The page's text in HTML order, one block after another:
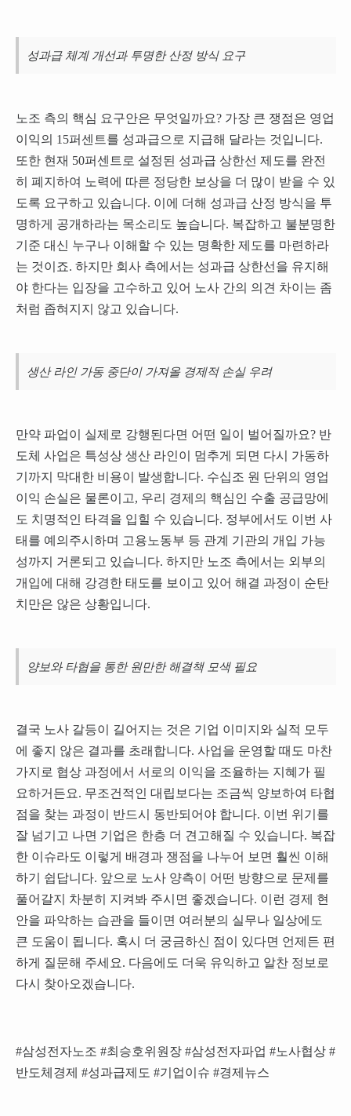
성과급 체계 개선과 투명한 산정 방식 요구
노조 측의 핵심 요구안은 무엇일까요? 가장 큰 쟁점은 영업
이익의 15퍼센트를 성과급으로 지급해 달라는 것입니다.
또한 현재 50퍼센트로 설정된 성과급 상한선 제도를 완전
히 폐지하여 노력에 따른 정당한 보상을 더 많이 받을 수 있
도록 요구하고 있습니다. 이에 더해 성과급 산정 방식을 투
명하게 공개하라는 목소리도 높습니다. 복잡하고 불분명한
기준 대신 누구나 이해할 수 있는 명확한 제도를 마련하라
는 것이죠. 하지만 회사 측에서는 성과급 상한선을 유지해
야 한다는 입장을 고수하고 있어 노사 간의 의견 차이는 좀
처럼 좁혀지지 않고 있습니다.
생산 라인 가동 중단이 가져올 경제적 손실 우려
만약 파업이 실제로 강행된다면 어떤 일이 벌어질까요? 반
도체 사업은 특성상 생산 라인이 멈추게 되면 다시 가동하
기까지 막대한 비용이 발생합니다. 수십조 원 단위의 영업
이익 손실은 물론이고, 우리 경제의 핵심인 수출 공급망에
도 치명적인 타격을 입힐 수 있습니다. 정부에서도 이번 사
태를 예의주시하며 고용노동부 등 관계 기관의 개입 가능
성까지 거론되고 있습니다. 하지만 노조 측에서는 외부의
개입에 대해 강경한 태도를 보이고 있어 해결 과정이 순탄
치만은 않은 상황입니다.
양보와 타협을 통한 원만한 해결책 모색 필요
결국 노사 갈등이 길어지는 것은 기업 이미지와 실적 모두
에 좋지 않은 결과를 초래합니다. 사업을 운영할 때도 마찬
가지로 협상 과정에서 서로의 이익을 조율하는 지혜가 필
요하거든요. 무조건적인 대립보다는 조금씩 양보하여 타협
점을 찾는 과정이 반드시 동반되어야 합니다. 이번 위기를
잘 넘기고 나면 기업은 한층 더 견고해질 수 있습니다. 복잡
한 이슈라도 이렇게 배경과 쟁점을 나누어 보면 훨씬 이해
하기 쉽답니다. 앞으로 노사 양측이 어떤 방향으로 문제를
풀어갈지 차분히 지켜봐 주시면 좋겠습니다. 이런 경제 현
안을 파악하는 습관을 들이면 여러분의 실무나 일상에도
큰 도움이 됩니다. 혹시 더 궁금하신 점이 있다면 언제든 편
하게 질문해 주세요. 다음에도 더욱 유익하고 알찬 정보로
다시 찾아오겠습니다.
#삼성전자노조 #최승호위원장 #삼성전자파업 #노사협상 #
반도체경제 #성과급제도 #기업이슈 #경제뉴스